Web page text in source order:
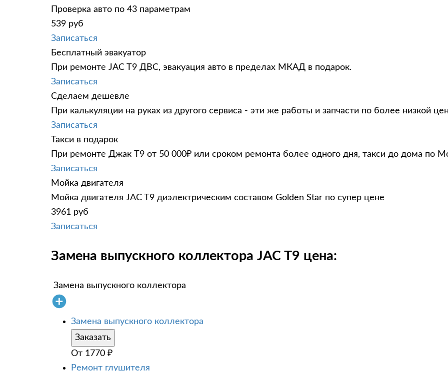
Проверка авто по 43 параметрам
539 руб
Записаться
Бесплатный эвакуатор
При ремонте JAC T9 ДВС, эвакуация авто в пределах МКАД в подарок.
Записаться
Сделаем дешевле
При калькуляции на руках из другого сервиса - эти же работы и запчасти по более низкой
Записаться
Такси в подарок
При ремонте Джак Т9 от 50 000₽ или сроком ремонта более одного дня, такси до дома по
Записаться
Мойка двигателя
Мойка двигателя JAC T9 диэлектрическим составом Golden Star по супер цене
3961 руб
Записаться
Замена выпускного коллектора JAC T9 цена:
Замена выпускного коллектора
Замена выпускного коллектора
Заказать
От 1770 ₽
Ремонт глушителя